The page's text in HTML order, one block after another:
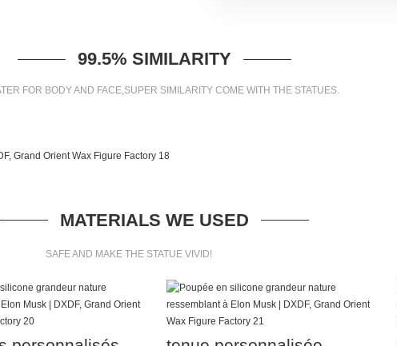
99.5% SIMILARITY
FOR BODY AND FACE,SUPER SIMILARITY COME WITH THE STATUES.
MATERIALS WE USED
SAFE AND MAKE THE STATUE VIVID!